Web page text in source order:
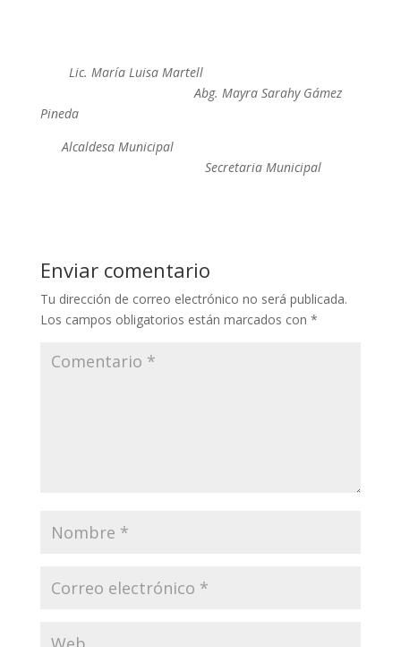
Lic. María Luisa Martell
Abg. Mayra Sarahy Gámez
Pineda
Alcaldesa Municipal
Secretaria Municipal
Enviar comentario
Tu dirección de correo electrónico no será publicada.
Los campos obligatorios están marcados con *